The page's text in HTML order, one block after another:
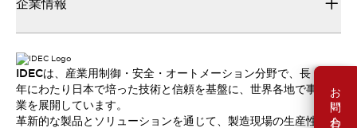
お問い合わせ
企業情報
IDECは、産業用制御・安全・オートメーション分野で、長
年にわたり日本で培った技術と信頼を基盤に、世界各地で事
業を展開しています。
革新的な製品とソリューションを通じて、製造現場の生産性